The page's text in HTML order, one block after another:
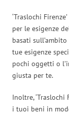
‘Traslochi
per le esigenze
basati
tue esigenze
pochi oggetti o
giusta per te.
Inoltre,
i tuoi beni in